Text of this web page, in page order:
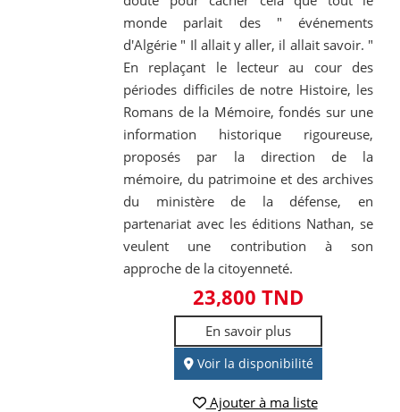
monde parlait des " événements
d'Algérie " Il allait y aller, il allait savoir. "
En replaçant le lecteur au cour des
périodes difficiles de notre Histoire, les
Romans de la Mémoire, fondés sur une
information historique rigoureuse,
proposés par la direction de la
mémoire, du patrimoine et des archives
du ministère de la défense, en
partenariat avec les éditions Nathan, se
veulent une contribution à son
approche de la citoyenneté.
23,800 TND
En savoir plus
Voir la disponibilité
Ajouter à ma liste